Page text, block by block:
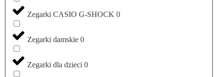
Zegarki CASIO G-SHOCK 0
Zegarki damskie 0
Zegarki dla dzieci 0